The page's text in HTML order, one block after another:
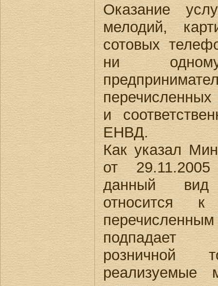
Оказание
мелодий,
сотовых
ни
и
ЕНВД.
Как указал
от
данный вид
относится
подпадает
розничной
реализуемые